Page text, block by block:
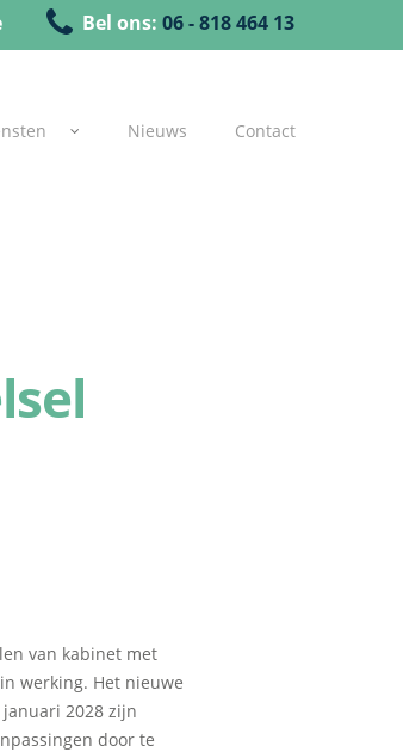
Bel ons: 06 - 818 464 13
Nieuws Contact
van kabinet met
werking. Het nieuwe
2028 zijn
door te